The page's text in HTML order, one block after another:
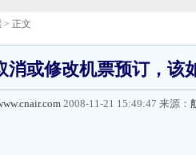
> 正文
消或修改机票预订，该
2008-11-21 15:49:47 来源：